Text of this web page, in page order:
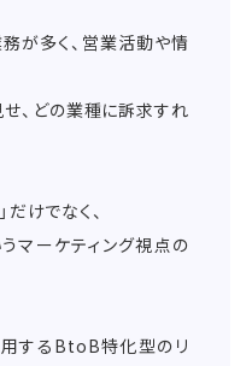
が多く、営業活動や情
、どの業種に訴求すれ
だけでなく、
マーケティング視点の
するBtoB特化型のリ